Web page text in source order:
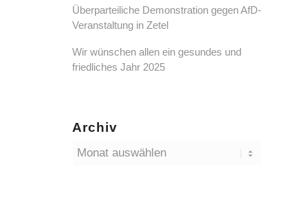
Überparteiliche Demonstration gegen AfD-
Veranstaltung in Zetel
Wir wünschen allen ein gesundes und
friedliches Jahr 2025
Archiv